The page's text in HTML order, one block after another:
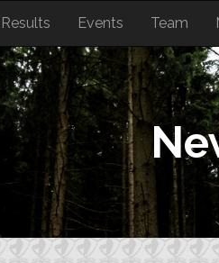
Results Events Team